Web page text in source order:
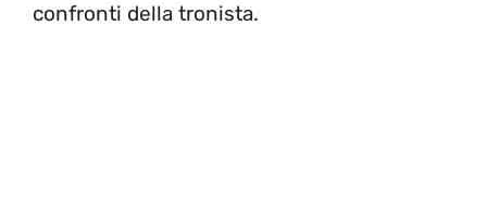
confronti della tronista.